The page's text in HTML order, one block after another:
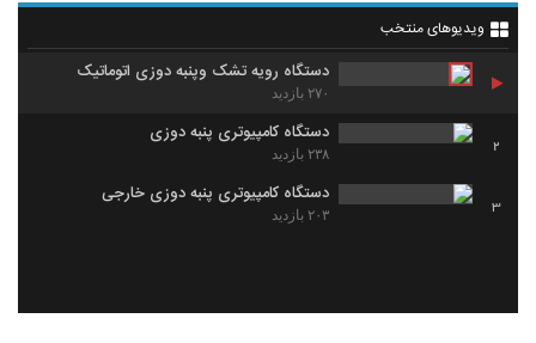
ویدیوهای منتخب
دستگاه رویه تشک وپنبه دوزی اتوماتیک
۲۷۰ بازدید
2
دستگاه کامپیوتری پنبه دوزی
۲۳۸ بازدید
3
دستگاه کامپیوتری پنبه دوزی خارجی
۲۰۳ بازدید